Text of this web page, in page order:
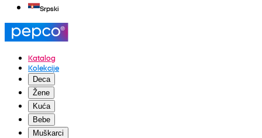
Srpski
Katalog
Kolekcije
Deca
Žene
Kuća
Bebe
Muškarci